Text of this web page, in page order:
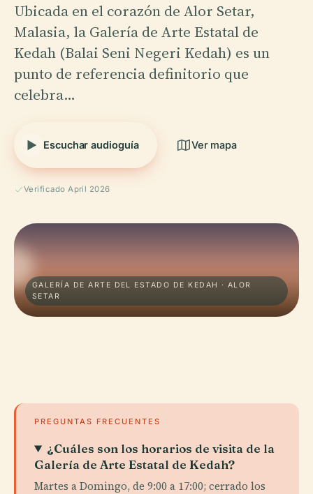
Ubicada en el corazón de Alor Setar,
Malasia, la Galería de Arte Estatal de
Kedah (Balai Seni Negeri Kedah) es un
punto de referencia definitorio que
celebra…
Escuchar audioguía Ver mapa
Verificado April 2026
GALERÍA DE ARTE DEL ESTADO DE KEDAH · ALOR
SETAR
PREGUNTAS FRECUENTES
¿Cuáles son los horarios de visita de la
Galería de Arte Estatal de Kedah?
Martes a Domingo, de 9:00 a 17:00; cerrado los